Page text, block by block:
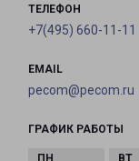
ТЕЛЕФОН
+7(495) 660-11-11
EMAIL
pecom@pecom.ru
ГРАФИК РАБОТЫ